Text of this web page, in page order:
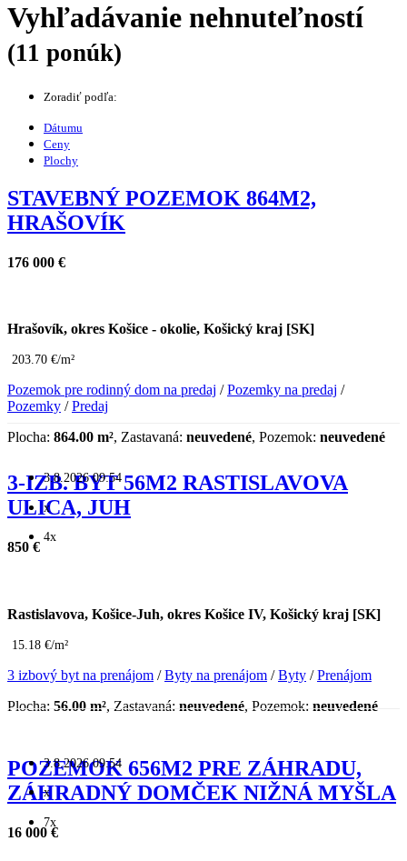
Vyhľadávanie nehnuteľností
(11 ponúk)
Zoradiť podľa:
Dátumu
Ceny
Plochy
STAVEBNÝ POZEMOK 864M2,
HRAŠOVÍK
176 000 €
Hrašovík, okres Košice - okolie, Košický kraj [SK]
203.70 €/m²
Pozemok pre rodinný dom na predaj /Pozemky na predaj /
Pozemky /Predaj
Plocha: 864.00 m², Zastavaná: neuvedené, Pozemok: neuvedené
3.8.2026 09:54
x
4x
3-IZB. BYT 56M2 RASTISLAVOVA
ULICA, JUH
850 €
Rastislavova, Košice-Juh, okres Košice IV, Košický kraj [SK]
15.18 €/m²
3 izbový byt na prenájom /Byty na prenájom /Byty /Prenájom
Plocha: 56.00 m², Zastavaná: neuvedené, Pozemok: neuvedené
3.8.2026 09:54
x
7x
POZEMOK 656M2 PRE ZÁHRADU,
ZÁHRADNÝ DOMČEK NIŽNÁ MYŠLA
16 000 €